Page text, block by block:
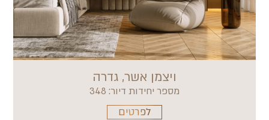
ויצמן אשר, גדרה
מספר יחידות דיור: 348
לפרטים